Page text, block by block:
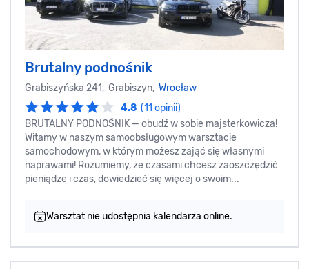
Brutalny podnośnik
Grabiszyńska 241, Grabiszyn, Wrocław
4.8 (11 opinii)
BRUTALNY PODNOŚNIK — obudź w sobie majsterkowicza!
Witamy w naszym samoobsługowym warsztacie
samochodowym, w którym możesz zająć się własnymi
naprawami! Rozumiemy, że czasami chcesz zaoszczędzić
pieniądze i czas, dowiedzieć się więcej o swoim...
Warsztat nie udostępnia kalendarza online.